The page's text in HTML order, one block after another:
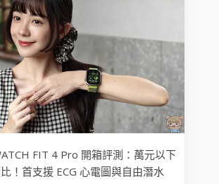
FIT 4 Pro 開箱評測：萬元以下
！首支援 ECG 心電圖與自由潛水